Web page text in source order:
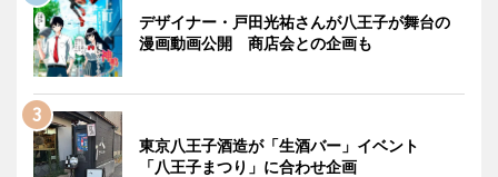
デザイナー・戸田光祐さんが八王子が舞台の
漫画動画公開 商店会との企画も
東京八王子酒造が「生酒バー」イベント
「八王子まつり」に合わせ企画